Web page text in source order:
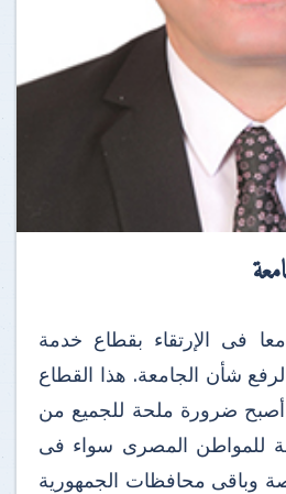
فى الإرتقاء بقطاع خدمة
لرفع شأن الجامعة. هذا القطاع
أصبح ضرورة ملحة للجميع من
للمواطن المصرى سواء فى
وباقى محافظات الجمهورية